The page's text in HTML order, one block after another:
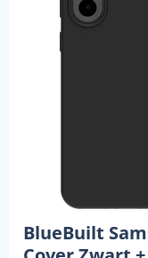
BlueBuilt